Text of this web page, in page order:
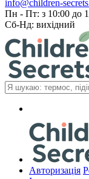
info@children-
Пн - Пт: з 10:00 до
Сб-Нд: вихідний
Авторизація